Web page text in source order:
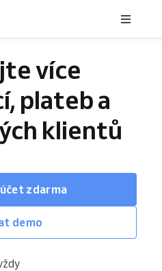
více
plateb a
klientů
zdarma
demo